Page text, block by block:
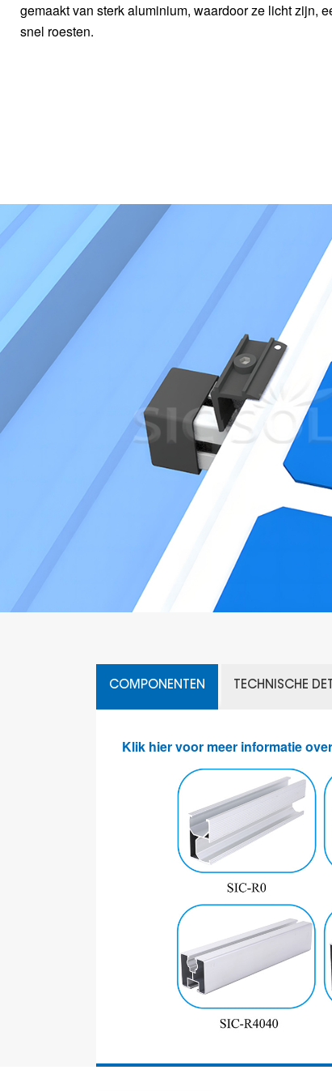
gemaakt van sterk aluminium, waardoor ze licht zijn,
snel roesten.
COMPONENTEN TECHNISCHE
Klik hier voor meer informatie